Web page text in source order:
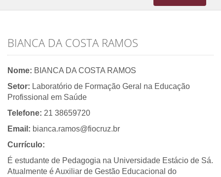
navigation
BIANCA DA COSTA RAMOS
Nome: BIANCA DA COSTA RAMOS
Setor: Laboratório de Formação Geral na Educação
Profissional em Saúde
Telefone: 21 38659720
Email: bianca.ramos@fiocruz.br
Currículo:
É estudante de Pedagogia na Universidade Estácio de Sá.
Atualmente é Auxiliar de Gestão Educacional do